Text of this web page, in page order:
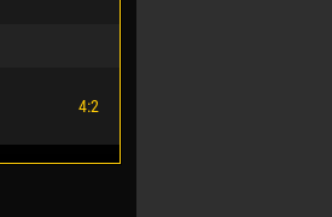
4:2